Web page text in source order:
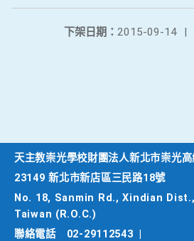
下架日期： 2015-09-14
|
天主教崇光學校財團法人新北市崇光
23149 新北市新店區三民路18號
No. 18, Sanmin Rd., Xindian
Taiwan (R.O.C.)
聯絡電話
02-29112543